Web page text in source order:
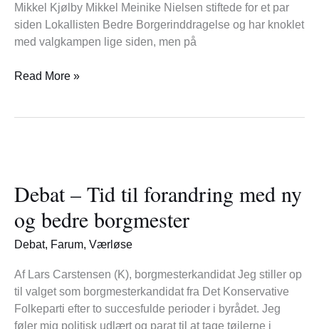
Mikkel Kjølby Mikkel Meinike Nielsen stiftede for et par
siden Lokallisten Bedre Borgerinddragelse og har knoklet
med valgkampen lige siden, men på
Read More »
Debat – Tid til forandring med ny
og bedre borgmester
Debat, Farum, Værløse
Af Lars Carstensen (K), borgmesterkandidat Jeg stiller op
til valget som borgmesterkandidat fra Det Konservative
Folkeparti efter to succesfulde perioder i byrådet. Jeg
føler mig politisk udlært og parat til at tage tøjlerne i
Tid
til
forandring
med
og
bedre
borgmester